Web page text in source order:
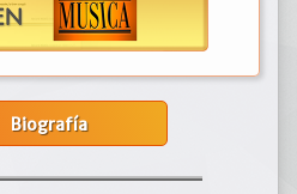
Biografía